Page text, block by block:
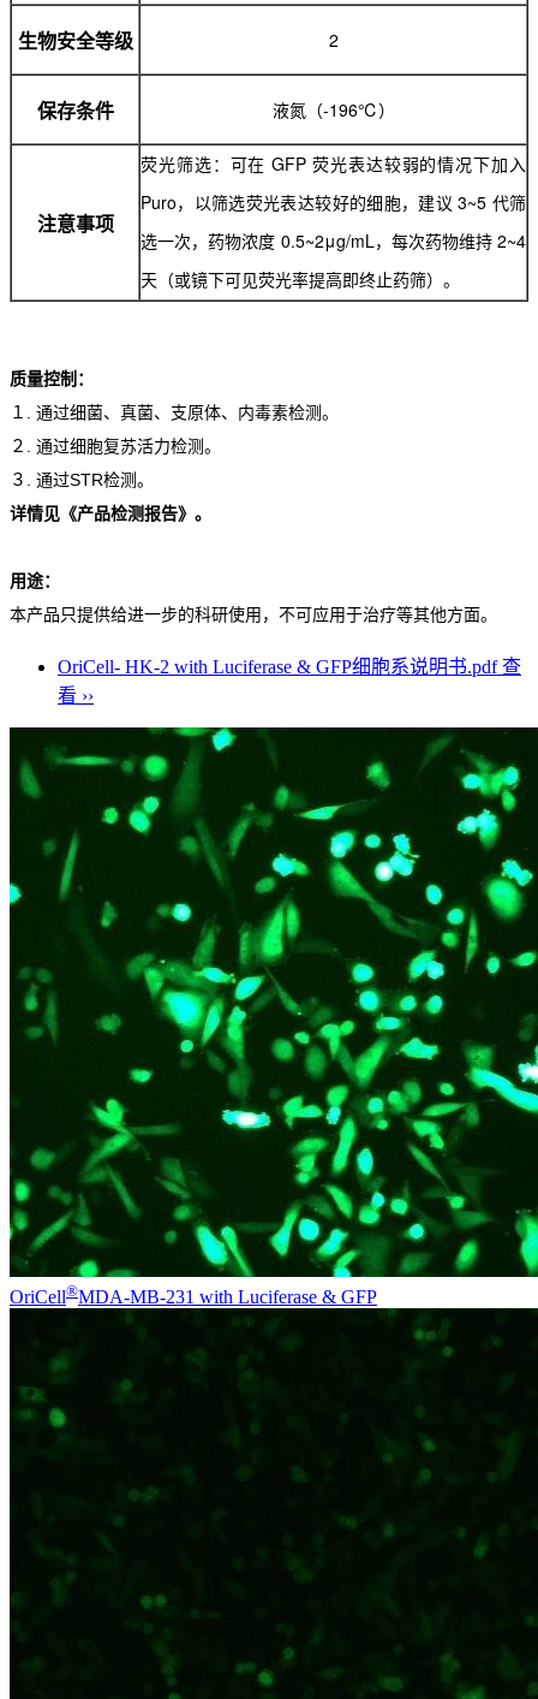
生物安全等级 2
保存条件 液氮（-196℃）
注意事项
荧光筛选：可在 GFP 荧光表达较弱的情况下加入
Puro，以筛选荧光表达较好的细胞，建议 3~5 代筛
选一次，药物浓度 0.5~2μg/mL，每次药物维持 2~4
天（或镜下可见荧光率提高即终止药筛）。
质量控制：
１. 通过细菌、真菌、支原体、内毒素检测。
２. 通过细胞复苏活力检测。
３. 通过STR检测。
详情见《产品检测报告》。
用途：
本产品只提供给进一步的科研使用，不可应用于治疗等其他方面。
OriCell- HK-2 with Luciferase & GFP细胞系说明书.pdf查
看 ››
OriCell®MDA-MB-231 with Luciferase & GFP